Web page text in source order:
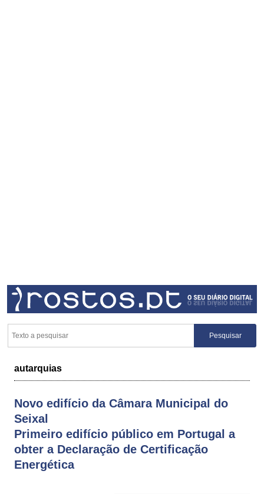
autarquias
Novo edifício da Câmara Municipal do
Seixal
Primeiro edifício público em Portugal a
obter a Declaração de Certificação
Energética